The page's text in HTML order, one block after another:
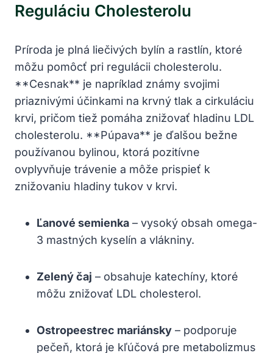
Reguláciu Cholesterolu
Príroda je​ plná ​liečivých bylín a rastlín,⁣ ktoré
môžu pomôcť pri regulácii cholesterolu.
**Cesnak** je napríklad známy svojimi
priaznivými účinkami na krvný⁢ tlak a cirkuláciu
krvi,⁤ pričom tiež pomáha znižovať ​hladinu LDL
cholesterolu. **Púpava** ⁣je ďalšou‌ bežne
používanou bylinou, ktorá pozitívne
ovplyvňuje trávenie a môže prispieť k‍
znižovaniu hladiny tukov v krvi.
Ľanové ‌semienka – vysoký obsah omega-
3 mastných kyselín a​ vlákniny.
Zelený čaj – obsahuje katechíny, ktoré
môžu znižovať LDL cholesterol.
Ostropeestrec mariánsky – podporuje
pečeň, ‌ktorá ‌je kľúčová pre metabolizmus